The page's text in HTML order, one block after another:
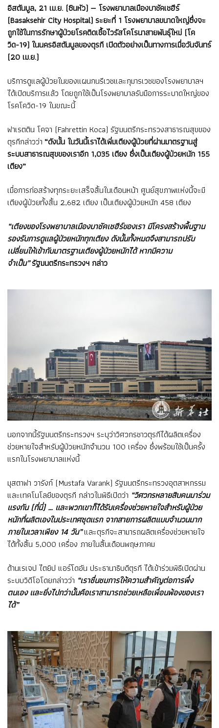
อิสตันบูล, 21 เม.ย. (ซินหัว) — โรงพยาบาลเมืองบาชัคเชฮีร์
(Basaksehir City Hospital) ระยะที่ 1 โรงพยาบาลขนาดใหญ่ซึ่งจะ
ถูกใช้ในการรักษาผู้ป่วยโรคติดเชื้อไวรัสโคโรนาสายพันธุ์ใหม่ (โค
วิด-19) ในนครอิสตันบูลของตุรกี เปิดตัวอย่างเป็นทางการเมื่อวันจันทร์
(20 เม.ย.)
บริการดูแลผู้ป่วยในของแผนกนรีเวชและกุมารเวชของโรงพยาบาลฯ
ได้เปิดบริการแล้ว โดยถูกใช้เป็นโรงพยาบาลรับมือการระบาดใหญ่ของ
โรคโควิด-19 ในขณะนี้
ฟาเรตติน โคจา (Fahrettin Koca) รัฐมนตรีกระทรวงสาธารณสุขของ
ตุรกีกล่าวว่า “ดังนั้น ในวันนี้เราได้เพิ่มเตียงผู้ป่วยที่ผ่านมาตรฐานสู่
ระบบสาธารณสุขของเราอีก 1,035 เตียง ซึ่งเป็นเตียงผู้ป่วยหนัก 155
เตียง”
เมื่อการก่อสร้างทุกระยะเสร็จสิ้นในเดือนหน้า ศูนย์สุขภาพแห่งนี้จะมี
เตียงผู้ป่วยทั้งสิ้น 2,682 เตียง เป็นเตียงผู้ป่วยหนัก 458 เตียง
“เตียงของโรงพยาบาลเมืองบาชัคเชฮีร์ของเรา มีโครงสร้างพื้นฐาน
รองรับการดูแลผู้ป่วยหนักทุกเตียง ดังนั้นทั้งหมดจึงสามารถปรับ
เปลี่ยนให้เข้ากับมาตรฐานเตียงผู้ป่วยหนักได้ หากมีความ
จำเป็น”รัฐมนตรีกระทรวงฯ กล่าว
นอกจากนี้รัฐมนตรีกระทรวงฯ ระบุว่าวิศวกรชาวตุรกีได้ผลิตเครื่อง
ช่วยหายใจสำหรับผู้ป่วยหนักจำนวน 100 เครื่อง ซึ่งพร้อมใช้เป็นครั้ง
แรกในโรงพยาบาลแห่งนี้
มุสตาฟา วารังก์ (Mustafa Varank) รัฐมนตรีกระทรวงอุตสาหกรรม
และเทคโนโลยีของตุรกี กล่าวในพิธีเปิดว่า “วิศวกรหลายสิบคนมาร่วม
แรงกัน (ที่นี่) … และพวกเขาก็ได้รับเครื่องช่วยหายใจสำหรับผู้ป่วย
หนักที่ผลิตเองในประเทศชุดแรก จากสายการผลิตแบบจำนวนมาก
ภายในเวลาเพียง 14 วัน”และตุรกีจะสามารถผลิตเครื่องช่วยหายใจ
ได้ทั้งสิ้น 5,000 เครื่อง ภายในสิ้นเดือนพฤษภาคม
ด้านเรเจป ไตยิป แอร์โดอัน ประธานาธิบดีตุรกี ได้เข้าร่วมพิธีเปิดผ่าน
ระบบวิดีโอโดยกล่าวว่า “เราชื่นชมการให้ความสำคัญต่อการพึ่ง
ตนเอง และยิ่งไปกว่านั้นคือเราสามารถช่วยเหลือเพื่อนพ้องของเรา
ได้”